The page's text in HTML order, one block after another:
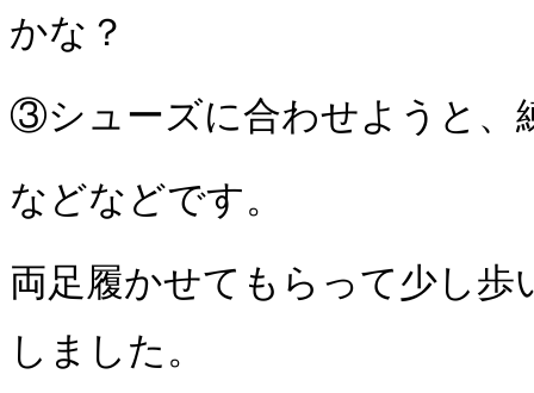
かな？
③シューズに合わせようと、
などなどです。
両足履かせてもらって少し
しました。